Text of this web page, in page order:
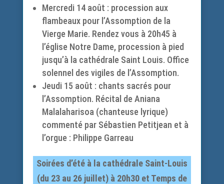
Mercredi 14 août : procession aux
flambeaux pour l’Assomption de la
Vierge Marie. Rendez vous à 20h45 à
l’église Notre Dame, procession à pied
jusqu’à la cathédrale Saint Louis. Office
solennel des vigiles de l’Assomption.
Jeudi 15 août : chants sacrés pour
l’Assomption. Récital de Aniana
Malalaharisoa (chanteuse lyrique)
commenté par Sébastien Petitjean et à
l’orgue : Philippe Garreau
Soirées d’été à la cathédrale Saint-Louis
(du 23 au 26 juillet) à 20h30 et Temps de